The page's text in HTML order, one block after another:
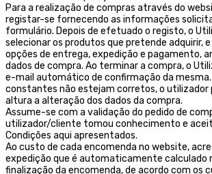
Para a realização de compras através do
registar-se fornecendo as informações
formulário. Depois de efetuado o registo, o
selecionar os produtos que pretende adquirir,
opções de entrega, expedição e pagamento,
dados de compra. Ao terminar a compra, o
e-mail automático de confirmação da mesma.
constantes não estejam corretos, o utilizador
altura a alteração dos dados da compra.
Assume-se com a validação do pedido de
utilizador/cliente tomou conhecimento e
Condições aqui apresentados.
Ao custo de cada encomenda no website,
expedição que é automaticamente calculado
finalização da encomenda, de acordo com os